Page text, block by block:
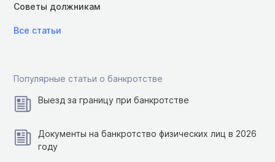
Советы должникам
Все статьи
Популярные статьи о банкротстве
Выезд за границу при банкротстве
Документы на банкротство физических лиц в 2026
году